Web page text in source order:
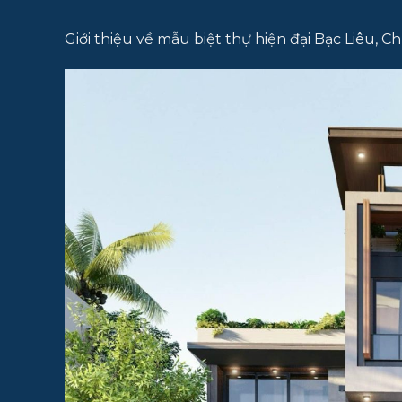
Giới thiệu về mẫu biệt thự hiện đại Bạc Liêu,